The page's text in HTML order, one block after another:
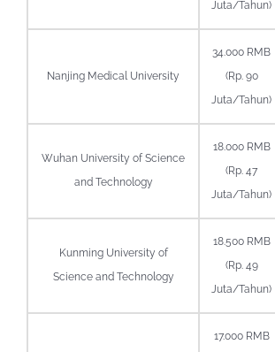
Juta/Tahun)
Nanjing Medical University
34.000 RMB
(Rp. 90
Juta/Tahun)
Wuhan University of Science
and Technology
18.000 RMB
(Rp. 47
Juta/Tahun)
Kunming University of
Science and Technology
18.500 RMB
(Rp. 49
Juta/Tahun)
17.000 RMB